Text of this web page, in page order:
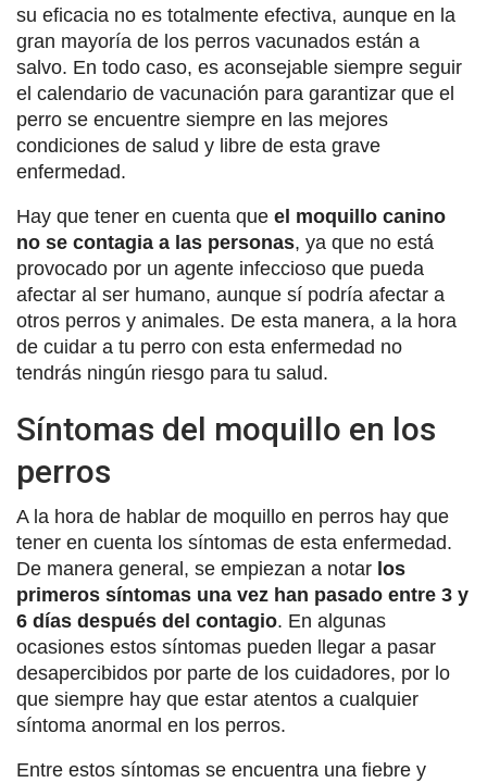
su eficacia no es totalmente efectiva, aunque en la
gran mayoría de los perros vacunados están a
salvo. En todo caso, es aconsejable siempre seguir
el calendario de vacunación para garantizar que el
perro se encuentre siempre en las mejores
condiciones de salud y libre de esta grave
enfermedad.
Hay que tener en cuenta que el moquillo canino
no se contagia a las personas, ya que no está
provocado por un agente infeccioso que pueda
afectar al ser humano, aunque sí podría afectar a
otros perros y animales. De esta manera, a la hora
de cuidar a tu perro con esta enfermedad no
tendrás ningún riesgo para tu salud.
Síntomas del moquillo en los
perros
A la hora de hablar de moquillo en perros hay que
tener en cuenta los síntomas de esta enfermedad.
De manera general, se empiezan a notar los
primeros síntomas una vez han pasado entre 3 y
6 días después del contagio. En algunas
ocasiones estos síntomas pueden llegar a pasar
desapercibidos por parte de los cuidadores, por lo
que siempre hay que estar atentos a cualquier
síntoma anormal en los perros.
Entre estos síntomas se encuentra una fiebre y